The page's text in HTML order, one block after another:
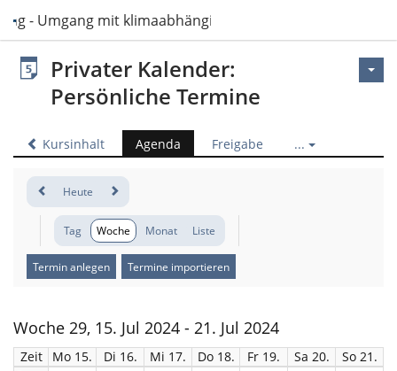
- Umgang mit klimaabhängigen Ressourcen im
Privater Kalender:
Persönliche Termine
Kursinhalt Agenda Freigabe ...
Heute
Tag Woche Monat Liste
Termin anlegen Termine importieren
Woche 29, 15. Jul 2024 - 21. Jul 2024
Zeit Mo 15. Di 16. Mi 17. Do 18. Fr 19. Sa 20.
So 21.